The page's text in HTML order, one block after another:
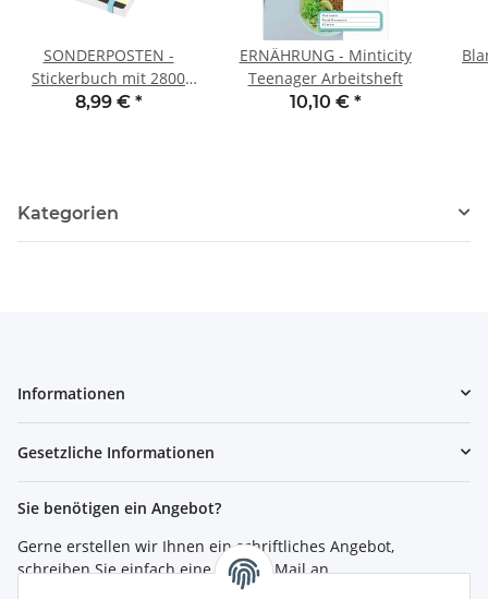
SONDERPOSTEN -
Stickerbuch mit 2800
Stickern
8,99 € *
ERNÄHRUNG - Minticity
Teenager Arbeitsheft
10,10 € *
Kategorien
Informationen
Gesetzliche Informationen
Sie benötigen ein Angebot?
Gerne erstellen wir Ihnen ein schriftliches Angebot,
schreiben Sie einfach eine kurze E-Mail an